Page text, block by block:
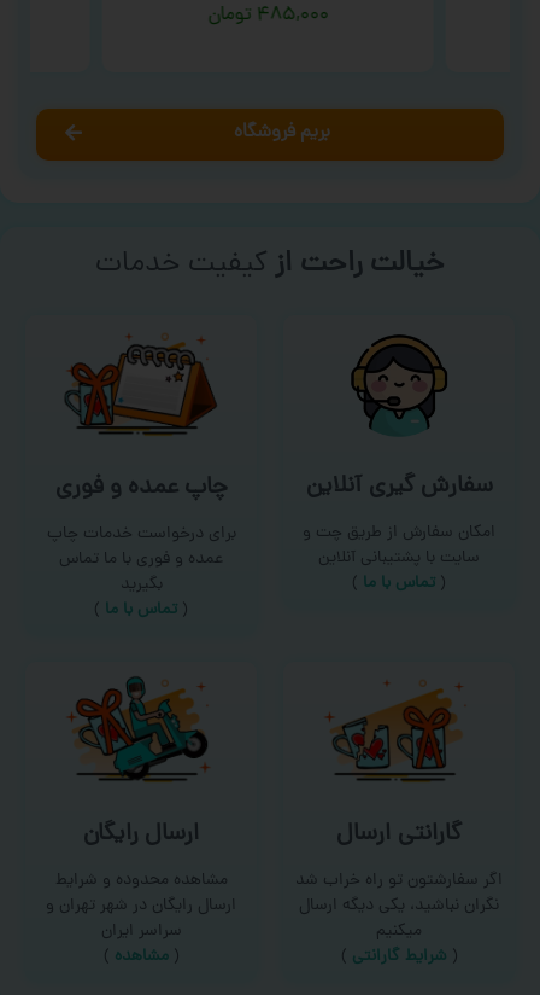
۴۸۵,۰۰۰ تومان
بریم فروشگاه
خیالت راحت از کیفیت خدمات
سفارش گیری آنلاین
امکان سفارش از طریق چت و
سایت با پشتیبانی آنلاین
( تماس با ما‌ )
چاپ عمده و فوری
برای درخواست خدمات چاپ
عمده و فوری با ما تماس
بگیرید
( تماس با ما )
گارانتی ارسال
اگر سفارشتون تو راه خراب شد
نگران نباشید، یکی دیگه ارسال
میکنیم
( شرایط گارانتی )
ارسال رایگان
مشاهده محدوده و شرایط
ارسال رایگان در شهر تهران و
سراسر ایران
(مشاهده )